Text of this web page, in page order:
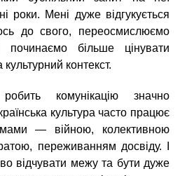
роки. Мені дуже відгукується
до свого, переосмислюємо
починаємо більше цінувати
контекст.
комунікацію значно
культура часто працює
— війною, колективною
переживанням досвіду. І
відчувати межу та бути дуже